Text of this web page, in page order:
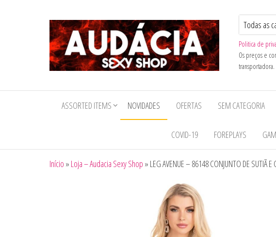
Sexy
Shop
Politica de
Os preços e
transportadora.
ASSORTED ITEMS NOVIDADES OFERTAS SEM CATEGORIA
COVID-19 FOREPLAYS
Início » Loja – Audacia Sexy Shop » LEG AVENUE – 86148 CONJUNTO DE SUTIÃ